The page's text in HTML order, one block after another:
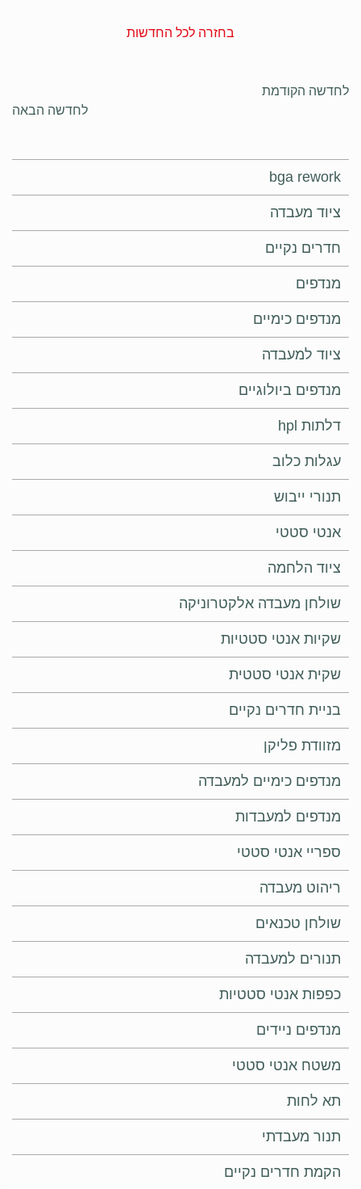
bga rework
ציוד מעבדה
חדרים נקיים
מנדפים
מנדפים כימיים
ציוד למעבדה
מנדפים ביולוגיים
דלתות hpl
עגלות כלוב
תנורי ייבוש
אנטי סטטי
ציוד הלחמה
שולחן מעבדה אלקטרוניקה
שקיות אנטי סטטיות
שקית אנטי סטטית
בניית חדרים נקיים
מזוודת פליקן
מנדפים כימיים למעבדה
מנדפים למעבדות
ספריי אנטי סטטי
ריהוט מעבדה
שולחן טכנאים
תנורים למעבדה
כפפות אנטי סטטיות
מנדפים ניידים
משטח אנטי סטטי
תא לחות
תנור מעבדתי
הקמת חדרים נקיים
בחזרה לכל החדשות
לחדשה הקודמת
לחדשה הבאה